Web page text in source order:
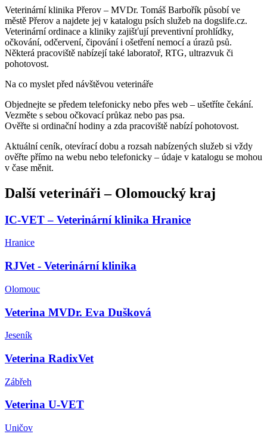
Veterinární klinika Přerov – MVDr. Tomáš Barbořík působí ve
městě Přerov a najdete jej v katalogu psích služeb na dogslife.cz.
Veterinární ordinace a kliniky zajišťují preventivní prohlídky,
očkování, odčervení, čipování i ošetření nemocí a úrazů psů.
Některá pracoviště nabízejí také laboratoř, RTG, ultrazvuk či
pohotovost.
Na co myslet před návštěvou veterináře
Objednejte se předem telefonicky nebo přes web – ušetříte čekání.
Vezměte s sebou očkovací průkaz nebo pas psa.
Ověřte si ordinační hodiny a zda pracoviště nabízí pohotovost.
Aktuální ceník, otevírací dobu a rozsah nabízených služeb si vždy
ověřte přímo na webu nebo telefonicky – údaje v katalogu se mohou
v čase měnit.
Další veterináři – Olomoucký kraj
IC-VET – Veterinární klinika Hranice
Hranice
RJVet - Veterinární klinika
Olomouc
Veterina MVDr. Eva Dušková
Jeseník
Veterina RadixVet
Zábřeh
Veterina U-VET
Uničov